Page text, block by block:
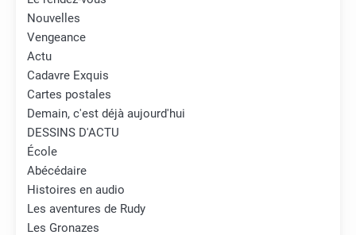
Nouvelles
Vengeance
Actu
Cadavre Exquis
Cartes postales
Demain, c'est déjà aujourd'hui
DESSINS D'ACTU
École
Abécédaire
Histoires en audio
Les aventures de Rudy
Les Gronazes